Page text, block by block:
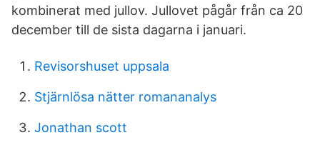
kombinerat med jullov. Jullovet pågår från ca 20
december till de sista dagarna i januari.
Revisorshuset uppsala
Stjärnlösa nätter romananalys
Jonathan scott